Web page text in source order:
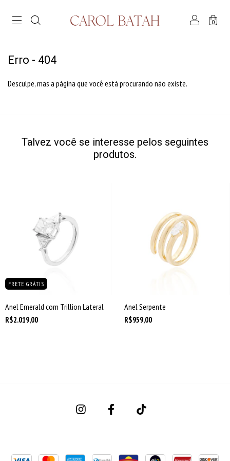
0
Erro - 404
Desculpe, mas a página que você está procurando não existe.
Talvez você se interesse pelos seguintes
produtos.
FRETE GRÁTIS
Anel Emerald com Trillion Lateral
R$2.019,00
Anel Serpente
R$959,00